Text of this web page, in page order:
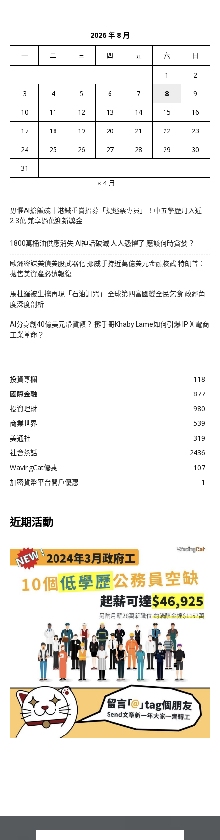
2026 年 8 月
一 二 三 四 五 六 日
1
2
3
4 5 6 7 8
9
10
11 12 13 14 15
16
17
18 19 20 21 22
23
24
25 26 27 28 29
30
31
« 4 月
毋懼AI搶飯碗｜港鐵重賞招募「捉逃票專員」！中五學歷月入近
2.3萬 兼享過萬迎新獎金
1800萬桶油供應消失 AI神話破滅 人人恐懼了 應該何時貪婪？
歐洲密謀美債美股武器化 挪威手持近萬億美元金融核武 特朗普：
拋售美資產必遭報復
馬杜羅被生擒再現「石油詛咒」 全球第四富國變全民乞食 政經角
度深度剖析
AI分身創40億美元帶貨額？ 攤手哥Khaby Lame如何引爆 IP X 電商
工業革命？
投資專欄
118
國際金融
877
投資理財
980
商業世界
539
美通社
319
社會熱話
2436
WavingCat優惠
107
加密貨幣平台開戶優惠
1
近期活動